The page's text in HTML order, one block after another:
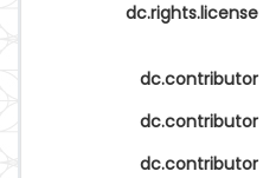
dc.rights.license
dc.contributor
dc.contributor
dc.contributor